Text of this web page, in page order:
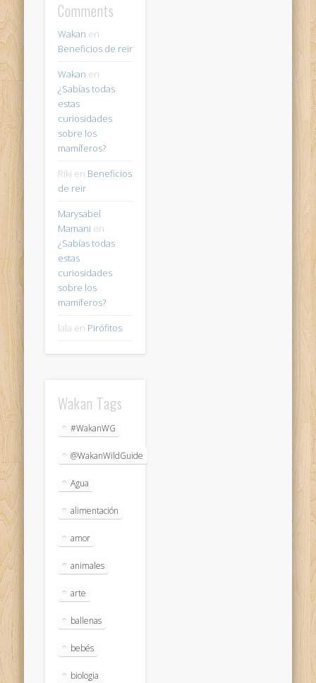
Comments
Wakan en
Beneficios de reir
Wakan en
¿Sabías todas
estas
curiosidades
sobre los
mamíferos?
Riki en Beneficios
de reir
Marysabel
Mamani en
¿Sabías todas
estas
curiosidades
sobre los
mamíferos?
lala en Pirófitos
Wakan Tags
#WakanWG
@WakanWildGuide
Agua
alimentación
amor
animales
arte
ballenas
bebés
biologia